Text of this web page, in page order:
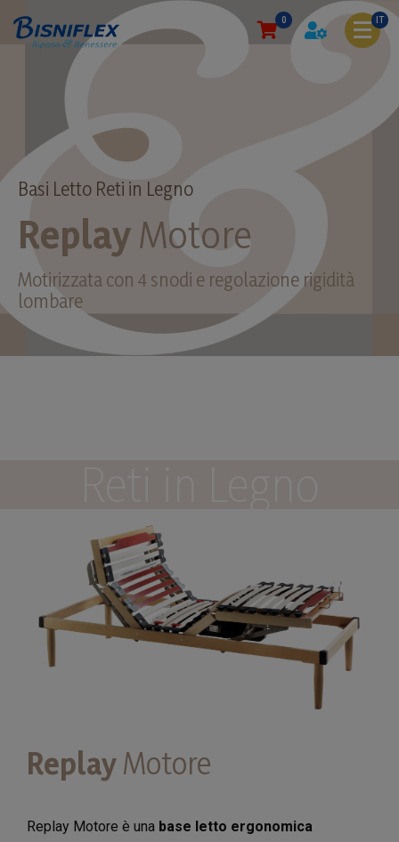
0 IT
Basi Letto Reti in Legno
ReplayMotore
Motirizzata con 4 snodi e regolazione rigidità
lombare
ReplayMotore
Replay Motore è una base letto ergonomica